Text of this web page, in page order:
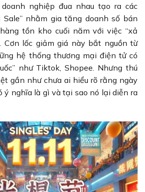
nghiệp đua nhau tạo ra các
Sale” nhằm gia tăng doanh số bán
tồn kho cuối năm với việc “xả
Cơn lốc giảm giá này bắt nguồn từ
hệ thống thương mại điện tử có
như Tiktok, Shopee. Nhưng thú
gần như chưa ai hiểu rõ rằng ngày
ý nghĩa là gì và tại sao nó lại diễn ra